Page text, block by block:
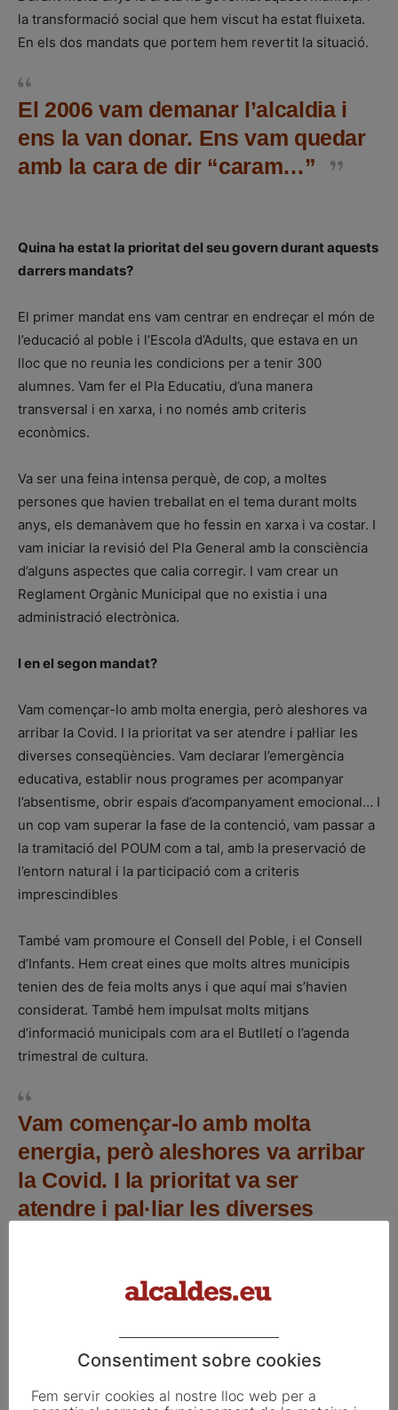
la transformació social que hem viscut ha estat fluixeta.
En els dos mandats que portem hem revertit la situació.
El 2006 vam demanar l’alcaldia i
ens la van donar. Ens vam quedar
amb la cara de dir “caram…”
Quina ha estat la prioritat del seu govern durant aquests
darrers mandats?
El primer mandat ens vam centrar en endreçar el món de
l’educació al poble i l’Escola d’Adults, que estava en un
lloc que no reunia les condicions per a tenir 300
alumnes. Vam fer el Pla Educatiu, d’una manera
transversal i en xarxa, i no només amb criteris
econòmics.
Va ser una feina intensa perquè, de cop, a moltes
persones que havien treballat en el tema durant molts
anys, els demanàvem que ho fessin en xarxa i va costar. I
vam iniciar la revisió del Pla General amb la consciència
d’alguns aspectes que calia corregir. I vam crear un
Reglament Orgànic Municipal que no existia i una
administració electrònica.
I en el segon mandat?
Vam començar-lo amb molta energia, però aleshores va
arribar la Covid. I la prioritat va ser atendre i pal·liar les
diverses conseqüències. Vam declarar l’emergència
educativa, establir nous programes per acompanyar
l’absentisme, obrir espais d’acompanyament emocional… I
un cop vam superar la fase de la contenció, vam passar a
la tramitació del POUM com a tal, amb la preservació de
l’entorn natural i la participació com a criteris
imprescindibles
També vam promoure el Consell del Poble, i el Consell
d’Infants. Hem creat eines que molts altres municipis
tenien des de feia molts anys i que aquí mai s’havien
considerat. També hem impulsat molts mitjans
d’informació municipals com ara el Butlletí o l’agenda
trimestral de cultura.
Vam començar-lo amb molta
energia, però aleshores va arribar
la Covid. I la prioritat va ser
atendre i pal·liar les diverses
Tenim un endeutament inferior al 20% i estem baixant la
ràtio. Ho hem fet d’un 10% en els darrers sis anys. Al
Consentiment sobre cookies
Fem servir cookies al nostre lloc web per a